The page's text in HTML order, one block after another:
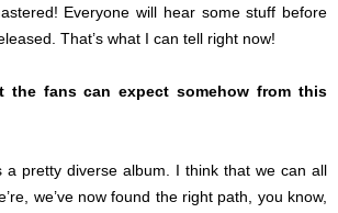
Everyone will hear some stuff before
That’s what I can tell right now!
the fans can expect somehow from this
a pretty diverse album. I think that we can all
we’ve now found the right path, you know,